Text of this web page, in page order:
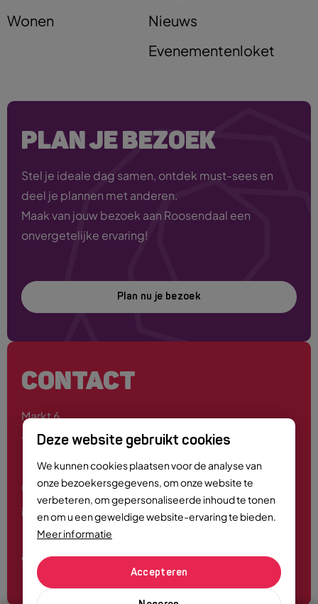
Deze website gebruikt cookies
We kunnen cookies plaatsen voor de analyse van
onze bezoekersgegevens, om onze website te
verbeteren, om gepersonaliseerde inhoud te tonen
en om u een geweldige website-ervaring te bieden.
Meer informatie
Accepteren
Wonen
Nieuws
Evenementenloket
PLAN JE BEZOEK
Stel je ideale dag samen, ontdek must-sees en
deel je plannen met anderen.
Maak van jouw bezoek aan Roosendaal een
onvergetelijke ervaring!
Plan nu je bezoek
CONTACT
Markt 6
4701 PE Roosendaal
0165 - 55 44 00
info@roosendaalcitymarketing.nl
Volg ons